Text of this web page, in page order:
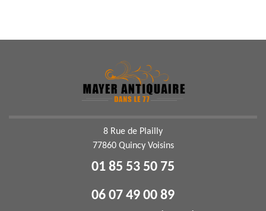
8 Rue de Plailly
77860 Quincy Voisins
01 85 53 50 75
06 07 49 00 89